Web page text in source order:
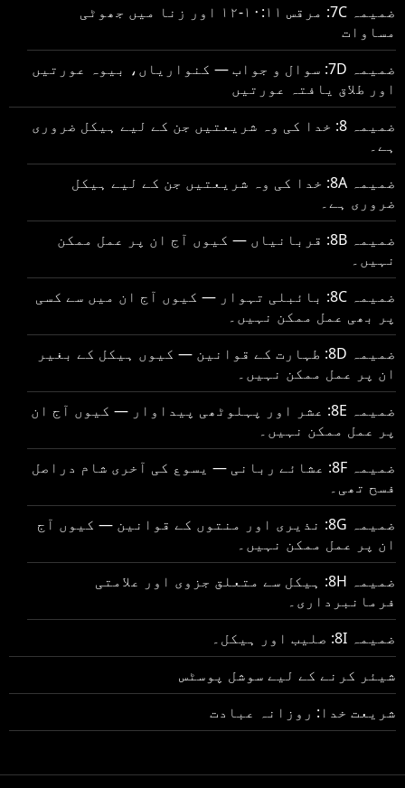
ضمیمہ 7C: مرقس ۱۰:۱۱-۱۲ اور زنا میں جھوٹی
مساوات
ضمیمہ 7D: سوال و جواب — کنواریاں، بیوہ عورتیں
اور طلاق یافتہ عورتیں
ضمیمہ 8: خدا کی وہ شریعتیں جن کے لیے ہیکل ضروری
ہے۔
ضمیمہ 8A: خدا کی وہ شریعتیں جن کے لیے ہیکل
ضروری ہے۔
ضمیمہ 8B: قربانیاں — کیوں آج ان پر عمل ممکن
نہیں۔
ضمیمہ 8C: بائبلی تہوار — کیوں آج ان میں سے کسی
پر بھی عمل ممکن نہیں۔
ضمیمہ 8D: طہارت کے قوانین — کیوں ہیکل کے بغیر
ان پر عمل ممکن نہیں۔
ضمیمہ 8E: عشر اور پہلوٹھی پیداوار — کیوں آج ان
پر عمل ممکن نہیں۔
ضمیمہ 8F: عشائے ربانی — یسوع کی آخری شام دراصل
فسح تھی۔
ضمیمہ 8G: نذیری اور منتوں کے قوانین — کیوں آج
ان پر عمل ممکن نہیں۔
ضمیمہ 8H: ہیکل سے متعلق جزوی اور علامتی
فرمانبرداری۔
ضمیمہ 8I: صلیب اور ہیکل۔
شیئر کرنے کے لیے سوشل پوسٹس
شریعت خدا: روزانہ عبادت